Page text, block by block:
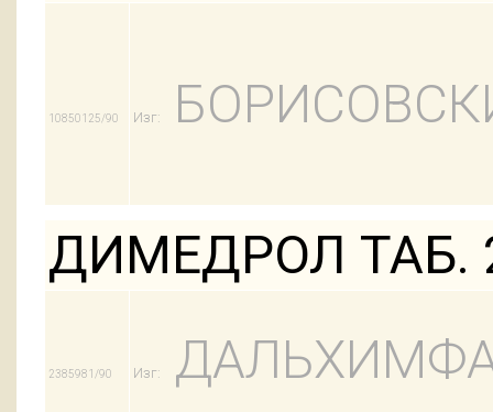
10850125/90 Изг:
ДИМЕДРОЛ ТАБ.
2385981/90 Изг: